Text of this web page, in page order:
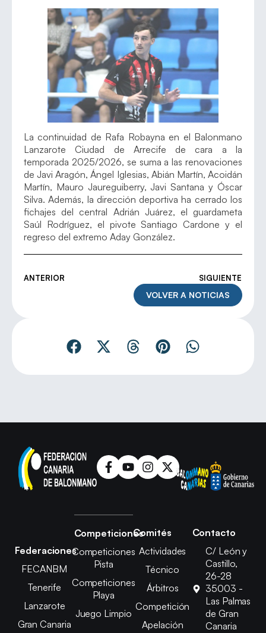
La continuidad de Rafa Robayna en el Balonmano
Lanzarote Ciudad de Arrecife de cara a la
temporada 2025/2026, se suma a las renovaciones
de Javi Aragón, Ángel Iglesias, Abián Martín, Acoidán
Martín, Mauro Jaureguiberry, Javi Santana y Óscar
Silva. Además, la dirección deportiva ha cerrado los
fichajes del central Adrián Juárez, el guardameta
Saúl Rodríguez, el pivote Santiago Cardone y el
regreso del extremo Aday González.
ANTERIOR SIGUIENTE
VOLVER A NOTICIAS
Federaciones
FECANBM
Tenerife
Lanzarote
Gran Canaria
Competiciones
Competiciones
Pista
Competiciones
Playa
Juego Limpio
Comités
Actividades
Técnico
Árbitros
Competición
Apelación
Contacto
C/ León y
Castillo,
26-28
35003 -
Las Palmas
de Gran
Canaria